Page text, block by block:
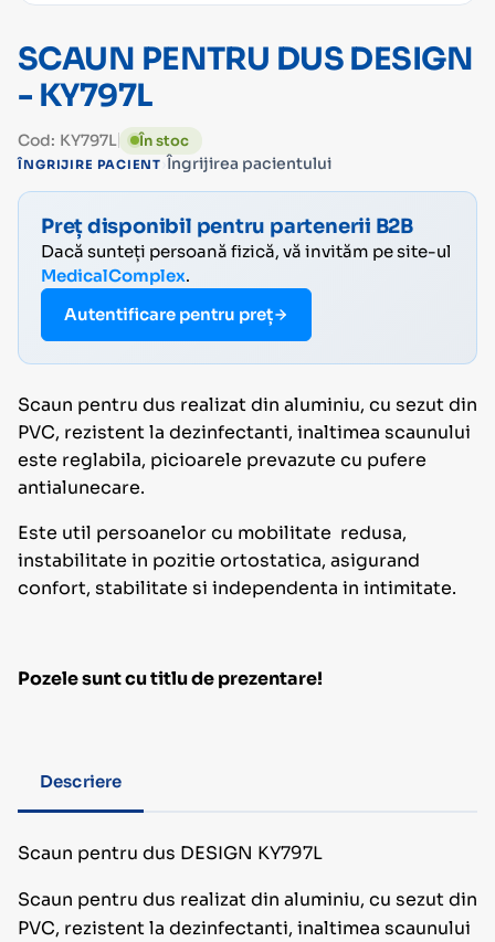
SCAUN PENTRU DUS DESIGN
- KY797L
Cod: KY797L În stoc
ÎNGRIJIRE PACIENT ›Îngrijirea pacientului
Preț disponibil pentru partenerii B2B
Dacă sunteți persoană fizică, vă invităm pe site-ul
MedicalComplex.
Autentificare pentru preț
Scaun pentru dus realizat din aluminiu, cu sezut din
PVC, rezistent la dezinfectanti, inaltimea scaunului
este reglabila, picioarele prevazute cu pufere
antialunecare.
Este util persoanelor cu mobilitate redusa,
instabilitate in pozitie ortostatica, asigurand
confort, stabilitate si independenta in intimitate.
Pozele sunt cu titlu de prezentare!
Descriere
Scaun pentru dus DESIGN KY797L
Scaun pentru dus realizat din aluminiu, cu sezut din
PVC, rezistent la dezinfectanti, inaltimea scaunului